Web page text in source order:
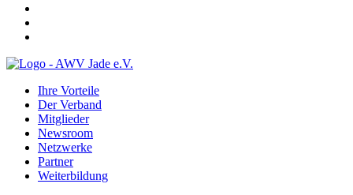
Ihre Vorteile
Der Verband
Mitglieder
Newsroom
Netzwerke
Partner
Weiterbildung